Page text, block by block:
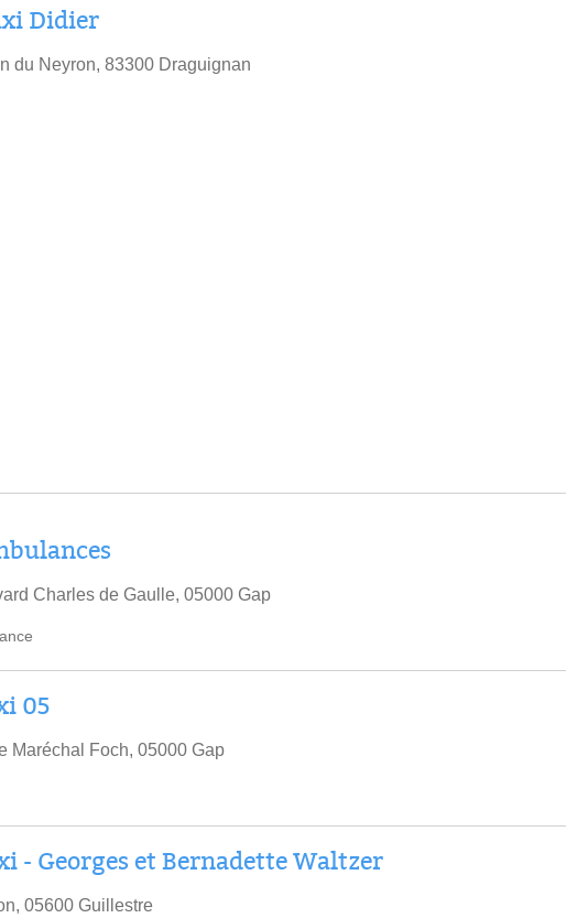
Didier
du Neyron, 83300 Draguignan
Charles de Gaulle, 05000 Gap
05
Maréchal Foch, 05000 Gap
- Georges et Bernadette Waltzer
05600 Guillestre